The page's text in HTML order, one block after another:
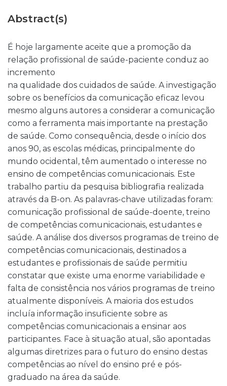
Abstract(s)
É hoje largamente aceite que a promoção da
relação profissional de saúde-paciente conduz ao
incremento
na qualidade dos cuidados de saúde. A investigação
sobre os benefícios da comunicação eficaz levou
mesmo alguns autores a considerar a comunicação
como a ferramenta mais importante na prestação
de saúde. Como consequência, desde o início dos
anos 90, as escolas médicas, principalmente do
mundo ocidental, têm aumentado o interesse no
ensino de competências comunicacionais. Este
trabalho partiu da pesquisa bibliografia realizada
através da B-on. As palavras-chave utilizadas foram:
comunicação profissional de saúde-doente, treino
de competências comunicacionais, estudantes e
saúde. A análise dos diversos programas de treino de
competências comunicacionais, destinados a
estudantes e profissionais de saúde permitiu
constatar que existe uma enorme variabilidade e
falta de consistência nos vários programas de treino
atualmente disponíveis. A maioria dos estudos
incluía informação insuficiente sobre as
competências comunicacionais a ensinar aos
participantes. Face à situação atual, são apontadas
algumas diretrizes para o futuro do ensino destas
competências ao nível do ensino pré e pós-
graduado na área da saúde.